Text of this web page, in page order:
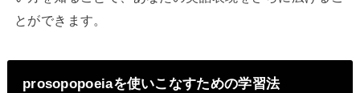
とができます。
prosopopoeiaを使いこなすための学習法